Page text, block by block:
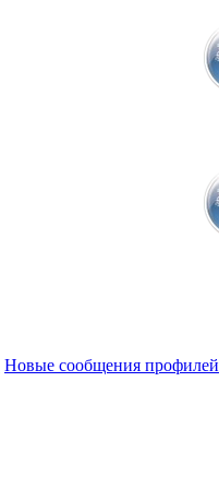
Новые сообщения профилей